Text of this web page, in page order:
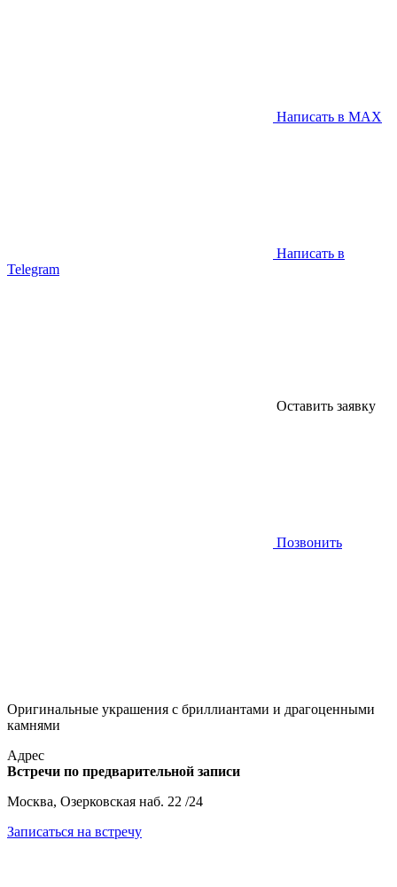
Написать в MAX
Написать в
Telegram
Оставить заявку
Позвонить
Оригинальные украшения с бриллиантами и драгоценными
камнями
Адрес
Встречи по предварительной записи
Москва, Озерковская наб. 22 /24
Записаться на встречу